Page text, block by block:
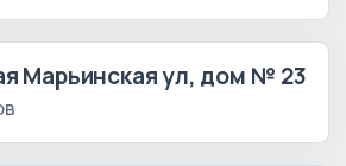
Марьинская ул, дом № 23